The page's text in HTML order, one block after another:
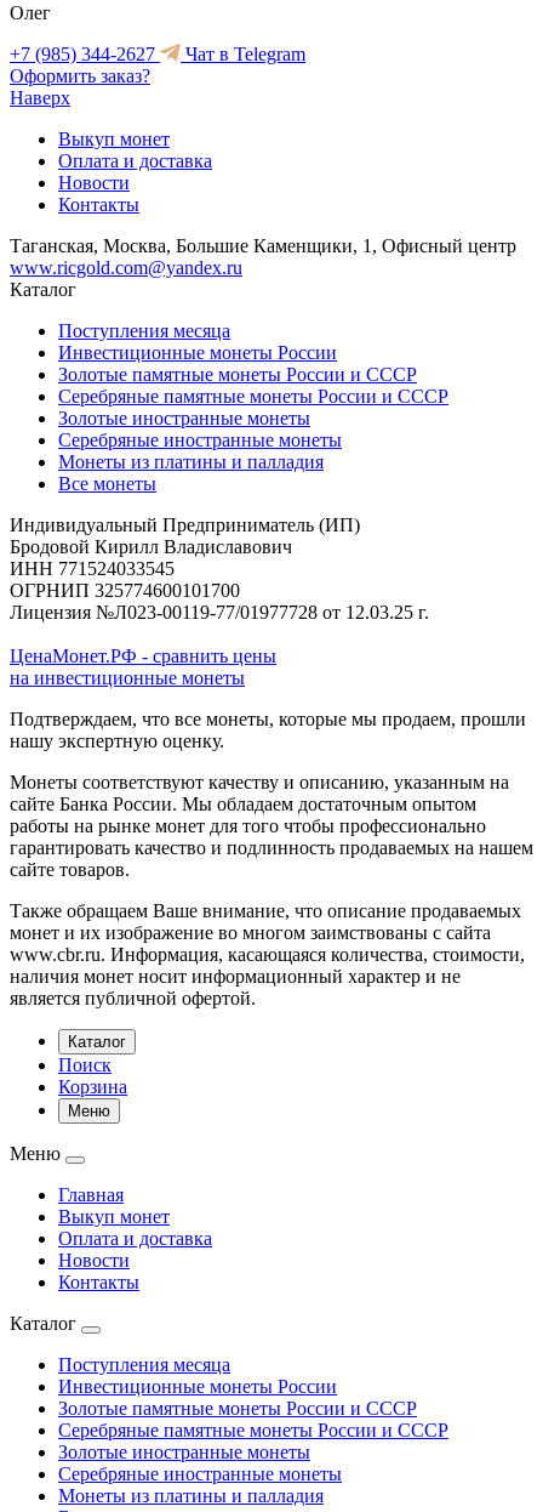
Олег
+7 (985) 344-2627
Чат в Telegram
Оформить заказ?
Наверх
Выкуп монет
Оплата и доставка
Новости
Контакты
Таганская, Москва, Большие Каменщики, 1, Офисный центр
www.ricgold.com@yandex.ru
Каталог
Поступления месяца
Инвестиционные монеты России
Золотые памятные монеты России и СССР
Серебряные памятные монеты России и СССР
Золотые иностранные монеты
Серебряные иностранные монеты
Монеты из платины и палладия
Все монеты
Индивидуальный Предприниматель (ИП)
Бродовой Кирилл Владиславович
ИНН 771524033545
ОГРНИП 325774600101700
Лицензия №Л023-00119-77/01977728 от 12.03.25 г.
ЦенаМонет.РФ - сравнить цены
на инвестиционные монеты
Подтверждаем, что все монеты, которые мы продаем, прошли
нашу экспертную оценку.
Монеты соответствуют качеству и описанию, указанным на
сайте Банка России. Мы обладаем достаточным опытом
работы на рынке монет для того чтобы профессионально
гарантировать качество и подлинность продаваемых на нашем
сайте товаров.
Также обращаем Ваше внимание, что описание продаваемых
монет и их изображение во многом заимствованы с сайта
www.cbr.ru. Информация, касающаяся количества, стоимости,
наличия монет носит информационный характер и не
является публичной офертой.
Каталог
Поиск
Корзина
Меню
Меню
Главная
Выкуп монет
Оплата и доставка
Новости
Контакты
Каталог
Поступления месяца
Инвестиционные монеты России
Золотые памятные монеты России и СССР
Серебряные памятные монеты России и СССР
Золотые иностранные монеты
Серебряные иностранные монеты
Монеты из платины и палладия